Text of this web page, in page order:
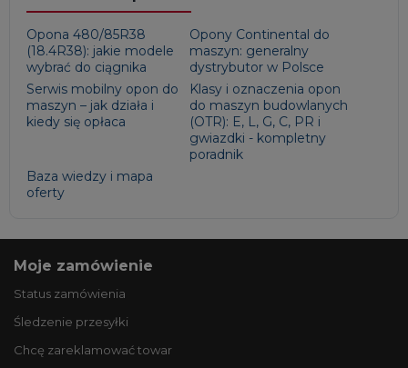
Opona 480/85R38
(18.4R38): jakie modele
wybrać do ciągnika
Opony Continental do
maszyn: generalny
dystrybutor w Polsce
Serwis mobilny opon do
maszyn – jak działa i
kiedy się opłaca
Klasy i oznaczenia opon
do maszyn budowlanych
(OTR): E, L, G, C, PR i
gwiazdki - kompletny
poradnik
Baza wiedzy i mapa
oferty
Moje zamówienie
Status zamówienia
Śledzenie przesyłki
Chcę zareklamować towar